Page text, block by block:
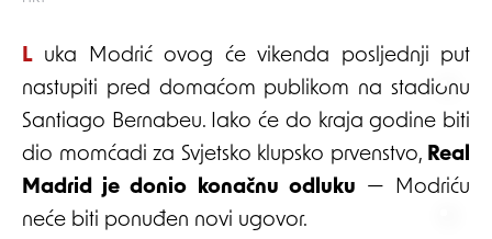
Luka Modrić ovog će vikenda posljednji put
nastupiti pred domaćom publikom na stadionu
Santiago Bernabeu. Iako će do kraja godine biti
dio momćadi za Svjetsko klupsko prvenstvo, Real
Madrid je donio konačnu odluku — Modriću
neće biti ponuđen novi ugovor.